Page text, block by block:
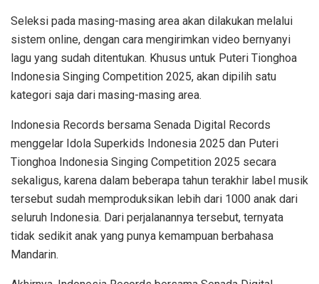
Seleksi pada masing-masing area akan dilakukan melalui
sistem online, dengan cara mengirimkan video bernyanyi
lagu yang sudah ditentukan. Khusus untuk Puteri Tionghoa
Indonesia Singing Competition 2025, akan dipilih satu
kategori saja dari masing-masing area.
Indonesia Records bersama Senada Digital Records
menggelar Idola Superkids Indonesia 2025 dan Puteri
Tionghoa Indonesia Singing Competition 2025 secara
sekaligus, karena dalam beberapa tahun terakhir label musik
tersebut sudah memproduksikan lebih dari 1000 anak dari
seluruh Indonesia. Dari perjalanannya tersebut, ternyata
tidak sedikit anak yang punya kemampuan berbahasa
Mandarin.